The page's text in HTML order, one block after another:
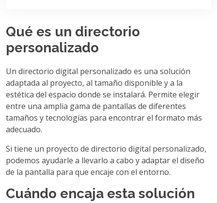
Qué es un directorio
personalizado
Un directorio digital personalizado es una solución
adaptada al proyecto, al tamaño disponible y a la
estética del espacio donde se instalará. Permite elegir
entre una amplia gama de pantallas de diferentes
tamaños y tecnologías para encontrar el formato más
adecuado.
Si tiene un proyecto de directorio digital personalizado,
podemos ayudarle a llevarlo a cabo y adaptar el diseño
de la pantalla para que encaje con el entorno.
Cuándo encaja esta solución